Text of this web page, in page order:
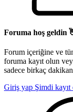
Foruma hoş geldin
Forum içeriğine ve
foruma kayıt olun
sadece birkaç
Giriş yap Şimdi kayıt